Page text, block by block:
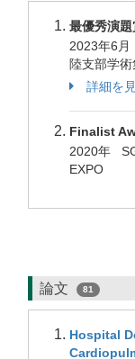
最優秀演題
2023年6
陸支部学
詳細を
Finalist
2020年
EXPO
論文 81
Hospital